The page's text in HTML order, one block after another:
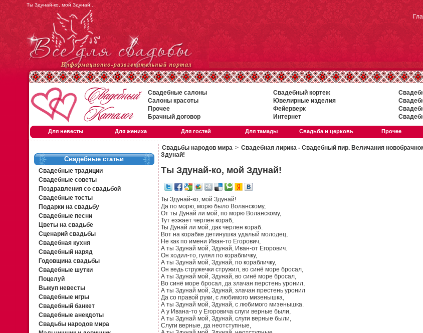
Ты Здунай-ко, мой Здунай!.
Свадебные салоны Свадебный кортеж
Салоны красоты
Ювелирные изделия
Прочее
Фейерверк
Брачный договор
Интернет
Для невесты Для жениха Для гостей Для тамады Свадьба и церковь Прочее
Свадебные статьи
Свадебные традиции
Свадебные советы
Поздравления со свадьбой
Свадебные тосты
Подарки на свадьбу
Свадебные песни
Цветы на свадьбе
Сценарий свадьбы
Свадебная кухня
Свадебный наряд
Годовщина свадьбы
Свадебные шутки
Поцелуй
Выкуп невесты
Свадебные игры
Свадебный банкет
Свадебные анекдоты
Свадьбы народов мира
Свадьбы народов мира > Свадебная лирика - Свадебный пир. Величания
Здунай!
Ты Здунай-ко, мой Здунай!
Ты Здунай-ко, мой Здунай!
Да по морю, морю было Воланскому,
От ты Дунай ли мой, по морю Воланскому,
Тут езжает черлен кораб,
Ты Дунай ли мой, дак черлен кораб.
Вот на корабке детинушка удалый молодец,
Не как по имени Иван-то Егорович,
А ты Здунай мой, Здунай, Иван-от Егорович.
Он ходил-то, гулял по корабличку,
А ты Здунай мой, Здунай, по корабличку,
Он ведь стружечки стружил, во синё море бросал,
А ты Здунай мой, Здунай, во синё море бросал,
Во синё море бросал, да злачан перстень уронил,
А ты Здунай мой, Здунай, злачан престень уронил
Да со правой руки, с любимого мизенышка,
А ты Здунай мой, Здунай, с любимого мизенышка.
А у Ивана-то у Егоровича слуги верные были,
А ты Здунай мой, Здунай, слуги верные были,
Слуги верные, да неотступные,